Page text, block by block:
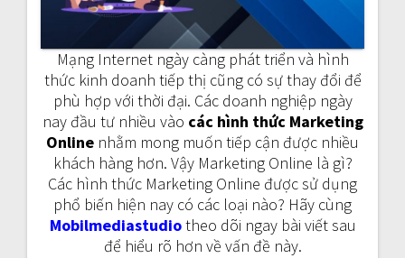
Mạng Internet ngày càng phát triển và hình
thức kinh doanh tiếp thị cũng có sự thay đổi để
phù hợp với thời đại. Các doanh nghiệp ngày
nay đầu tư nhiều vào các hình thức Marketing
Online nhằm mong muốn tiếp cận được nhiều
khách hàng hơn. Vậy Marketing Online là gì?
Các hình thức Marketing Online được sử dụng
phổ biến hiện nay có các loại nào? Hãy cùng
Mobilmediastudiotheo dõi ngay bài viết sau
để hiểu rõ hơn về vấn đề này.